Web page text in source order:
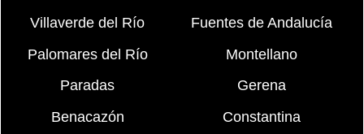
Villaverde del Río
Fuentes de Andalucía
Palomares del Río
Montellano
Paradas
Gerena
Benacazón
Constantina